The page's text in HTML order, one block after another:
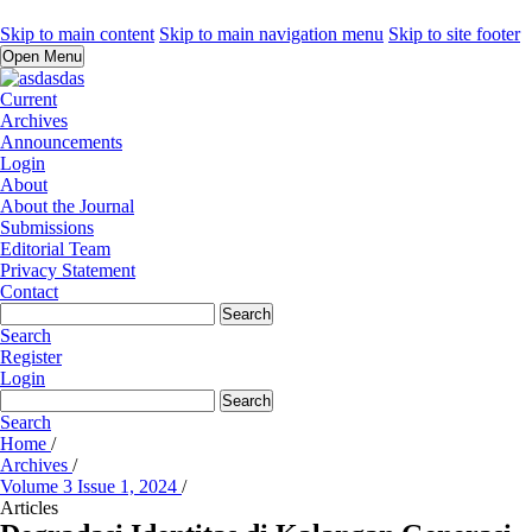
Skip to main content Skip to main navigation menu Skip to site footer
Open Menu
Current
Archives
Announcements
Login
About
About the Journal
Submissions
Editorial Team
Privacy Statement
Contact
Search
Search
Register
Login
Search
Search
Home /
Archives /
Volume 3 Issue 1, 2024 /
Articles